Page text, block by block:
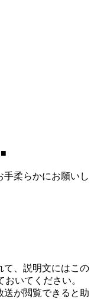
柔らかにお願いし
て、説明文にはこの
いてください。
送が閲覧できると助